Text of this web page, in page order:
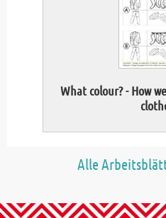
What colour? - How
Alle